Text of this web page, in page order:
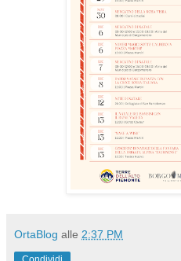
OrtaBlog alle 2:37 PM